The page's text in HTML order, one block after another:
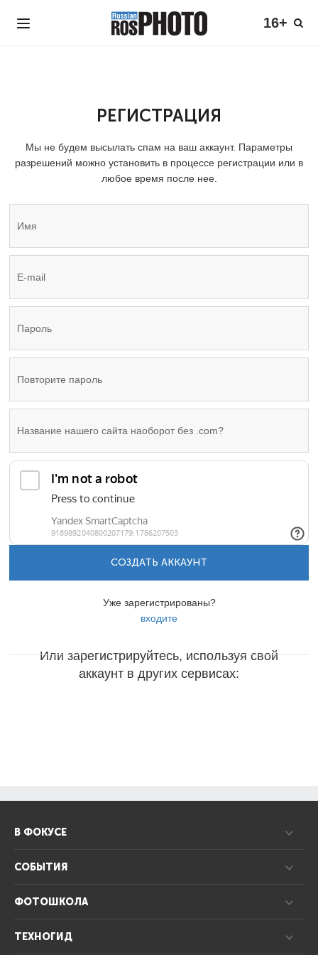
16+
РЕГИСТРАЦИЯ
Мы не будем высылать спам на ваш аккаунт. Параметры
разрешений можно установить в процессе регистрации или в
любое время после нее.
СОЗДАТЬ АККАУНТ
Уже зарегистрированы?
входите
Или зарегистрируйтесь, используя свой
аккаунт в других сервисах:
В ФОКУСЕ
СОБЫТИЯ
ФОТОШКОЛА
ТЕХНОГИД